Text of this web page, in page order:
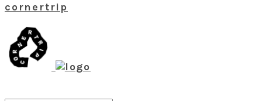
cornertrip